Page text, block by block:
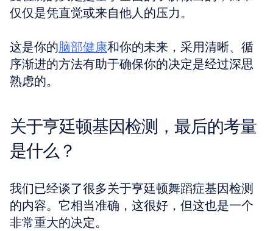
仅仅是凭直觉或来自他人的压力。
这是你的脑部健康和你的未来，采用清晰、循
序渐进的方法有助于确保你的决定是经过深思
熟虑的。
关于亨廷顿基因检测，最后的考量
是什么？
我们已经谈了很多关于亨廷顿舞蹈症基因检测
的内容。它相当准确，这很好，但这也是一个
非常重大的决定。